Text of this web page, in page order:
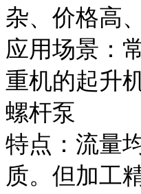
杂、价格高
应用场景：
重机的起升
螺杆泵
特点：流量
质。但加工